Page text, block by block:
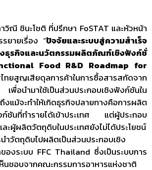
ณี ชินะโชติ ที่ปรึกษา FoSTAT และหัวหน้า
ยายเรื่อง “ปัจจัยและระบบสู่ความสำเร็จ
ธุรกิจและนวัตกรรมผลิตภัณฑ์เชิงฟังก์ชั่
Food R&D Roadmap for
ไทยสูญเสียดุลการค้าในการซื้อสารสกัดจาก
ำมาใช้เป็นส่วนประกอบเชิงฟังก์ชันใน
ม้จะทำให้เกิดธุรกิจปลายทางคือการผลิต
ชันที่ทำรายได้เข้าประเทศ แต่ผู้ประกอบ
ะผู้ผลิตวัตถุดิบในประเทศยังไม่ได้ประโยชน์
ำวัตถุดิบไปผลิตเป็นส่วนประกอบเชิง
องระบบ FFC Thailand ซึ่งเป็นระบบการ
นชอบจากคณะกรรมการอาหารแห่งชาติ